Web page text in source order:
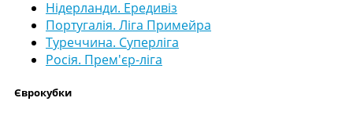
Нідерланди. Ередивіз
Португалія. Ліга Примейра
Туреччина. Суперліга
Росія. Прем'єр-ліга
Єврокубки